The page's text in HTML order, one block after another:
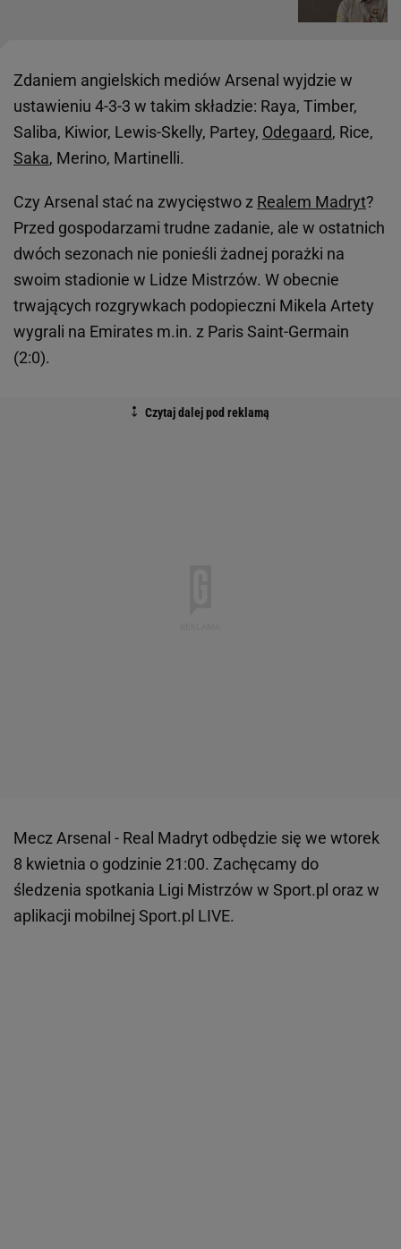
Zdaniem angielskich mediów Arsenal wyjdzie w
ustawieniu 4-3-3 w takim składzie: Raya, Timber,
Saliba, Kiwior, Lewis-Skelly, Partey, Odegaard, Rice,
Saka, Merino, Martinelli.
Czy Arsenal stać na zwycięstwo z Realem Madryt?
Przed gospodarzami trudne zadanie, ale w ostatnich
dwóch sezonach nie ponieśli żadnej porażki na
swoim stadionie w Lidze Mistrzów. W obecnie
trwających rozgrywkach podopieczni Mikela Artety
wygrali na Emirates m.in. z Paris Saint-Germain
(2:0).
Mecz Arsenal - Real Madryt odbędzie się we wtorek
8 kwietnia o godzinie 21:00. Zachęcamy do
śledzenia spotkania Ligi Mistrzów w Sport.pl oraz w
aplikacji mobilnej Sport.pl LIVE.